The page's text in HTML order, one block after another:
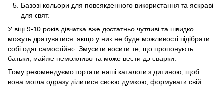
Базові кольори для повсякденного використання та яскраві
для свят.
У віці 9-10 років дівчатка вже достатньо чутливі та швидко
можуть дратуватися, якщо у них не буде можливості підібрати
собі одяг самостійно. Змусити носити те, що пропонують
батьки, майже неможливо та може вести до сварки.
Тому рекомендуємо гортати наші каталоги з дитиною, щоб
вона могла одразу ділитися своєю думкою, формувати свій